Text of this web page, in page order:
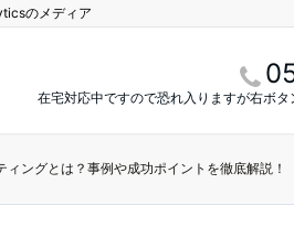
のメディア
在宅対応中ですので恐れ入りますが右ボ
ィングとは？事例や成功ポイントを徹底解説！